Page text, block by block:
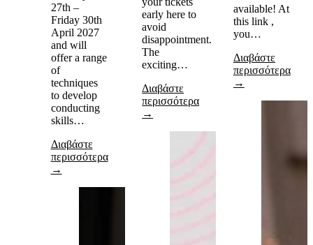
27th –
Friday 30th
April 2027
and will
offer a range
of
techniques
to develop
conducting
skills…
Διαβάστε
περισσότερα
→
early here to
avoid
disappointment.
The
exciting…
Διαβάστε
περισσότερα
→
available! At
this link ,
you…
Διαβάστε
περισσότερα
→